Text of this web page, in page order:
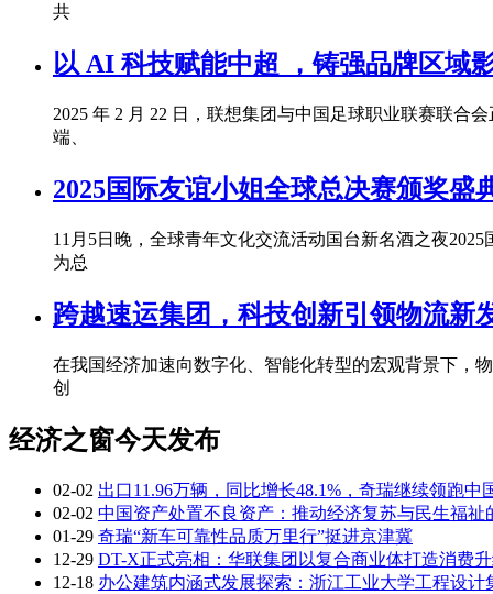
共
以 AI 科技赋能中超 ，铸强品牌区域
2025 年 2 月 22 日，联想集团与中国足球职业联赛联合
端、
2025国际友谊小姐全球总决赛颁奖盛
11月5日晚，全球青年文化交流活动国台新名酒之夜
为总
跨越速运集团，科技创新引领物流新
在我国经济加速向数字化、智能化转型的宏观背景下，
创
经济之窗今天发布
02-02 出口11.96万辆，同比增长48.1%，奇瑞继续领跑中
02-02 中国资产处置不良资产：推动经济复苏与民生福祉
01-29 奇瑞“新车可靠性品质万里行”挺进京津冀
12-29 DT-X正式亮相：华联集团以复合商业体打造消费
12-18 办公建筑内涵式发展探索：浙江工业大学工程设计